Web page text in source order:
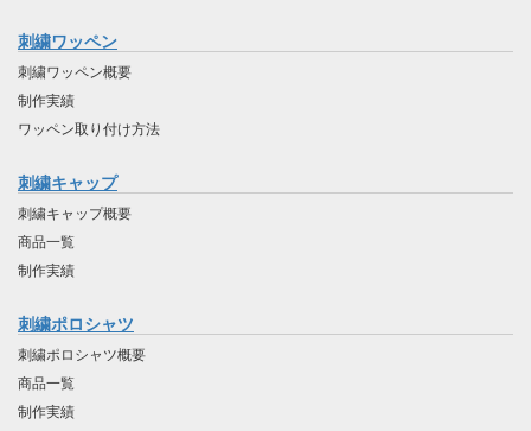
刺繍ワッペン
刺繍ワッペン概要
制作実績
ワッペン取り付け方法
刺繍キャップ
刺繍キャップ概要
商品一覧
制作実績
刺繍ポロシャツ
刺繍ポロシャツ概要
商品一覧
制作実績